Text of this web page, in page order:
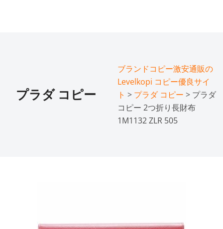
プラダ コピー
ブランドコピー激安通販の
Levelkopi コピー優良サイ
ト > プラダ コピー > プラダ
コピー 2つ折り長財布
1M1132 ZLR 505